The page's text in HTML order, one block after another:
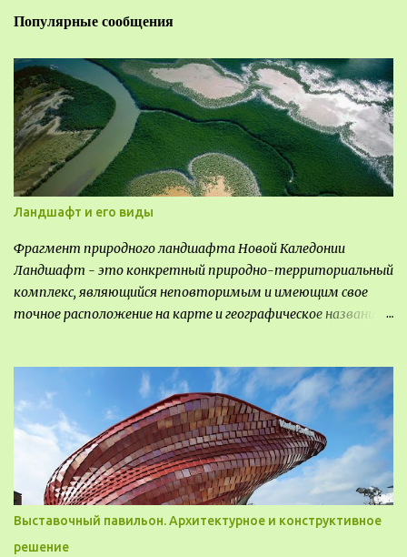
Популярные сообщения
Ландшафт и его виды
Фрагмент природного ландшафта Новой Каледонии
Ландшафт - это конкретный природно-территориальный
комплекс, являющийся неповторимым и имеющим свое
точное расположение на карте и географическое название.
видом деятельность происходящей на них. Одни
используют в качестве выращивания агрокультур. Другие
для строительства населенных пунктов и т.д.
Выставочный павильон. Архитектурное и конструктивное
решение